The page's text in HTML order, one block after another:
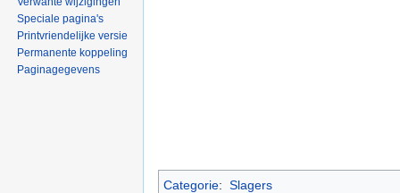
Categorie: Slagers
Speciale pagina's
Printvriendelijke versie
Permanente koppeling
Paginagegevens